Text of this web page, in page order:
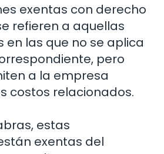
exentas con derecho
refieren a aquellas
en las que no se aplica
pero
a la empresa
costos relacionados.
estas
exentas del